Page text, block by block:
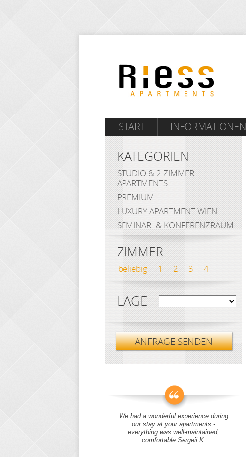
START INFORMATIONEN
KATEGORIEN
STUDIO & 2 ZIMMER
APARTMENTS
PREMIUM
LUXURY APARTMENT WIEN
SEMINAR- & KONFERENZRAUM
ZIMMER
beliebig 1 2 3 4
LAGE
ANFRAGE SENDEN
We had a wonderful experience during
our stay at your apartments -
everything was well-maintained,
comfortable Sergeii K.